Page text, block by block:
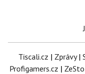
Tiscali.cz | Zprávy|
Profigamers.cz |